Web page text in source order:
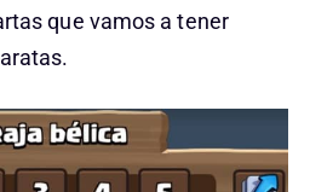
que vamos a tener